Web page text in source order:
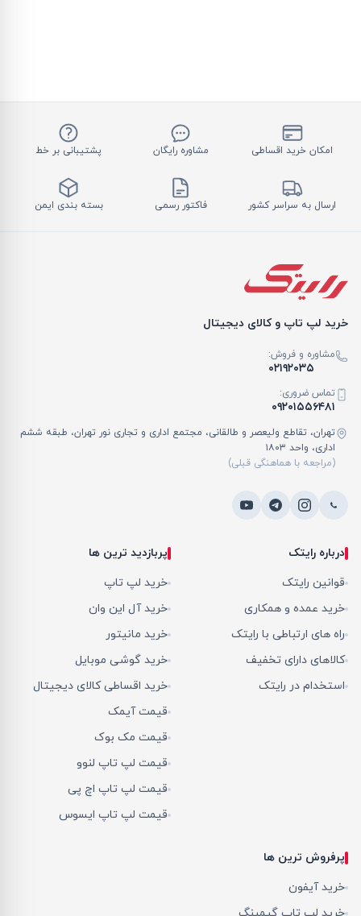
امکان خرید اقساطی مشاوره رایگان پشتیبانی بر خط
ارسال به سراسر کشور فاکتور رسمی بسته بندی ایمن
خرید لپ تاپ و کالای دیجیتال
مشاوره و فروش:
۰۲۱۹۲۰۳۵
تماس ضروری:
۰۹۲۰۱۵۵۶۴۸۱
تهران، تقاطع ولیعصر و طالقانی، مجتمع اداری و تجاری نور تهران، طبقه ششم
اداری، واحد ۱۸۰۳
(مراجعه با هماهنگی قبلی)
درباره رایتک
قوانین رایتک
خرید عمده و همکاری
راه های ارتباطی با رایتک
کالاهای دارای تخفیف
استخدام در رایتک
پربازدید ترین ها
خرید لپ تاپ
خرید آل این وان
خرید مانیتور
خرید گوشی موبایل
خرید اقساطی کالای دیجیتال
قیمت آیمک
قیمت مک بوک
قیمت لپ تاپ لنوو
قیمت لپ تاپ اچ پی
قیمت لپ تاپ ایسوس
پرفروش ترین ها
خرید آیفون